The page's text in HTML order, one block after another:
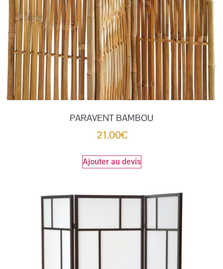
PARAVENT BAMBOU
21.00€
Ajouter au devis